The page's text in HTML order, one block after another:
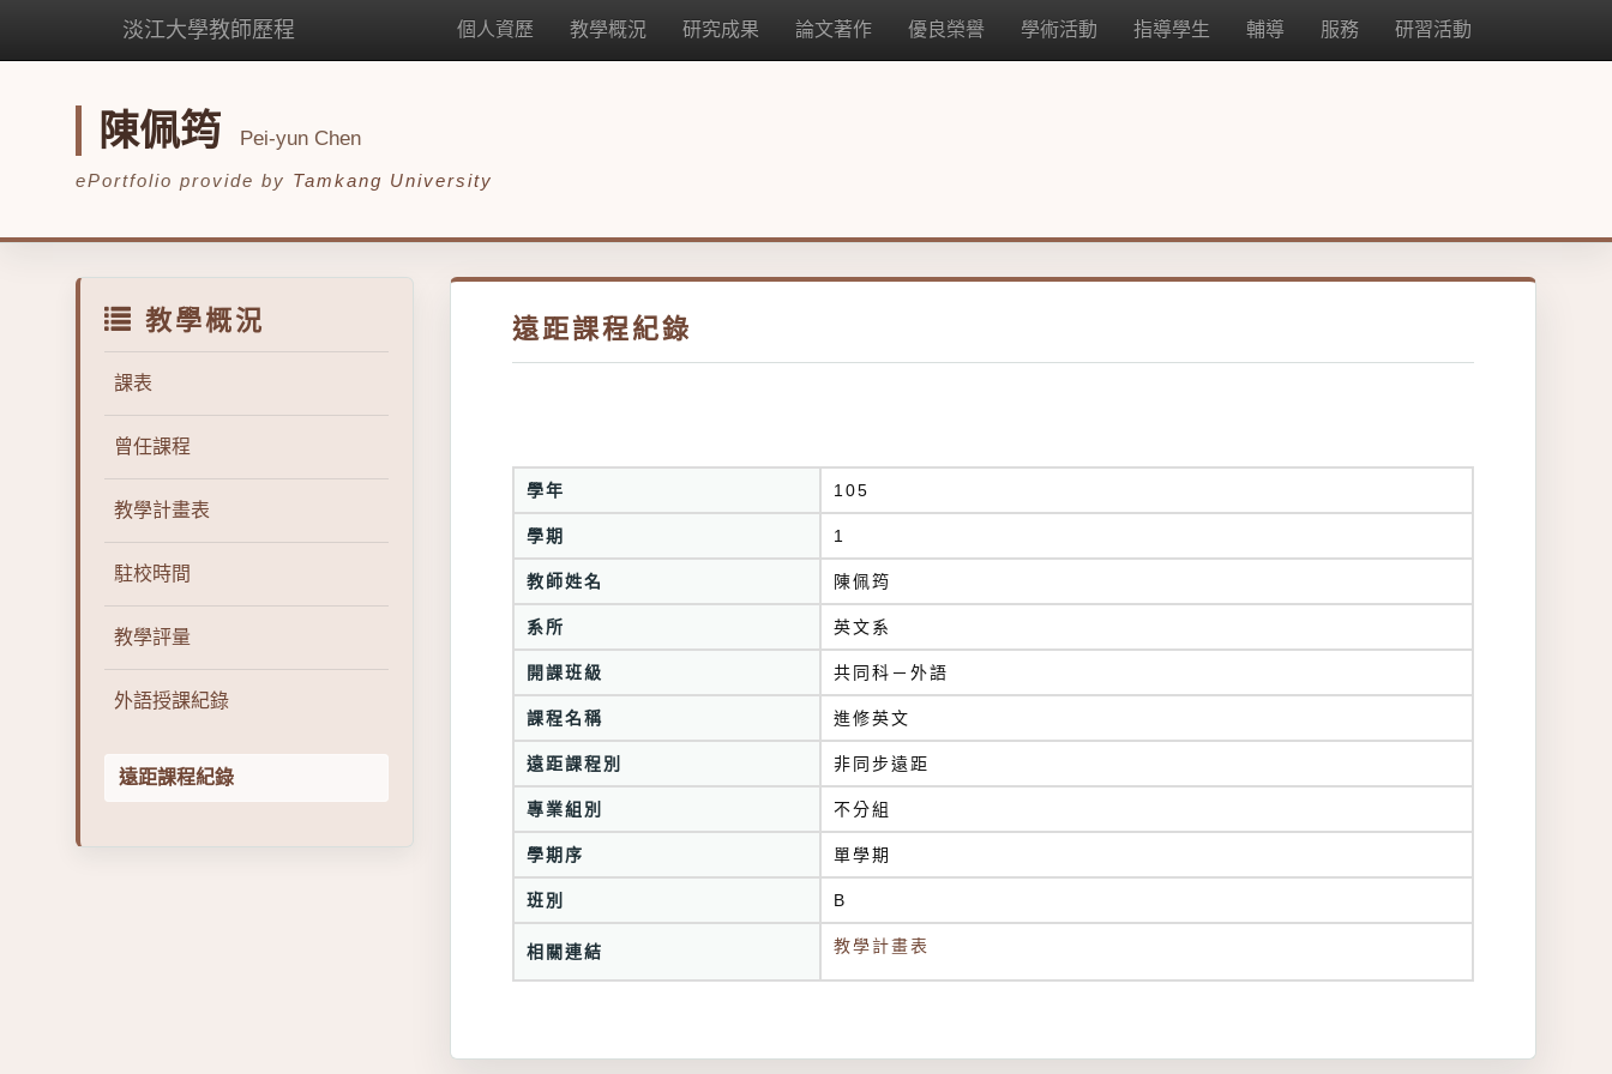
淡江大學教師歷程 個人資歷 教學概況 研究成果 論文著作 優良榮譽 學術活動 指導學生 輔導 服務 研習活動
陳佩筠 Pei-yun Chen
ePortfolio provide by Tamkang University
教學概況
課表
曾任課程
教學計畫表
駐校時間
教學評量
外語授課紀錄
遠距課程紀錄
遠距課程紀錄
學年 105
學期 1
教師姓名 陳佩筠
系所 英文系
開課班級 共同科－外語
課程名稱 進修英文
遠距課程別 非同步遠距
專業組別 不分組
學期序 單學期
班別 B
相關連結 教學計畫表